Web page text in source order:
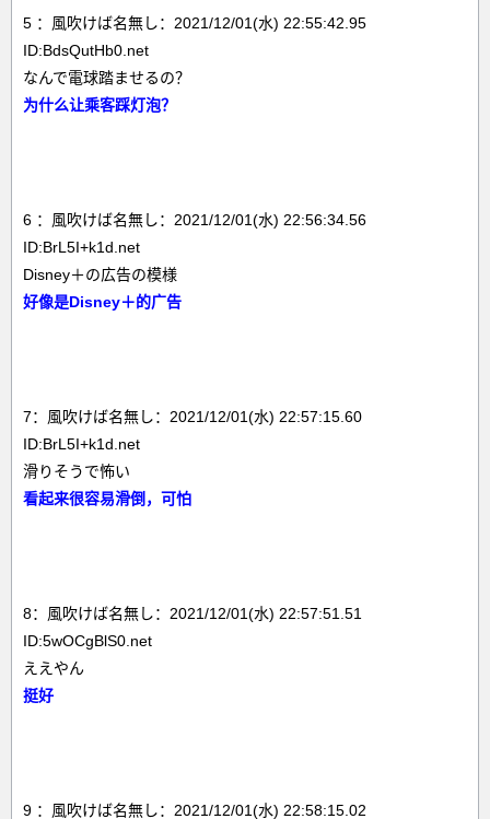
5 ：風吹けば名無し：2021/12/01(水) 22:55:42.95
ID:BdsQutHb0.net
なんで電球踏ませるの？
为什么让乘客踩灯泡？
6 ：風吹けば名無し：2021/12/01(水) 22:56:34.56
ID:BrL5I+k1d.net
Disney＋の広告の模様
好像是Disney＋的广告
7：風吹けば名無し：2021/12/01(水) 22:57:15.60
ID:BrL5I+k1d.net
滑りそうで怖い
看起来很容易滑倒，可怕
8：風吹けば名無し：2021/12/01(水) 22:57:51.51
ID:5wOCgBlS0.net
ええやん
挺好
9 ：風吹けば名無し：2021/12/01(水) 22:58:15.02